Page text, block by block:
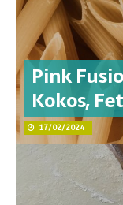
Pink
Kokos,
17/02/2024